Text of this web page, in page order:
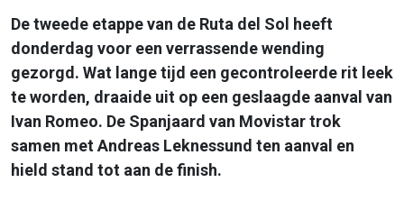
De tweede etappe van de Ruta del Sol heeft
donderdag voor een verrassende wending
gezorgd. Wat lange tijd een gecontroleerde rit leek
te worden, draaide uit op een geslaagde aanval van
Ivan Romeo. De Spanjaard van Movistar trok
samen met Andreas Leknessund ten aanval en
hield stand tot aan de finish.